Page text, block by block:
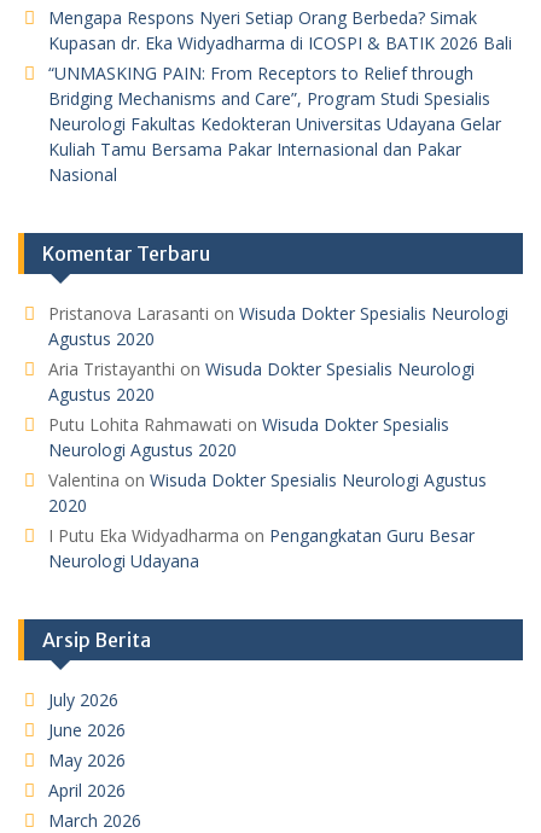
Mengapa Respons Nyeri Setiap Orang Berbeda? Simak
Kupasan dr. Eka Widyadharma di ICOSPI & BATIK 2026 Bali
“UNMASKING PAIN: From Receptors to Relief through
Bridging Mechanisms and Care”, Program Studi Spesialis
Neurologi Fakultas Kedokteran Universitas Udayana Gelar
Kuliah Tamu Bersama Pakar Internasional dan Pakar
Nasional
Komentar Terbaru
Pristanova Larasanti on Wisuda Dokter Spesialis Neurologi
Agustus 2020
Aria Tristayanthi on Wisuda Dokter Spesialis Neurologi
Agustus 2020
Putu Lohita Rahmawati on Wisuda Dokter Spesialis
Neurologi Agustus 2020
Valentina on Wisuda Dokter Spesialis Neurologi Agustus
2020
I Putu Eka Widyadharma on Pengangkatan Guru Besar
Neurologi Udayana
Arsip Berita
July 2026
June 2026
May 2026
April 2026
March 2026